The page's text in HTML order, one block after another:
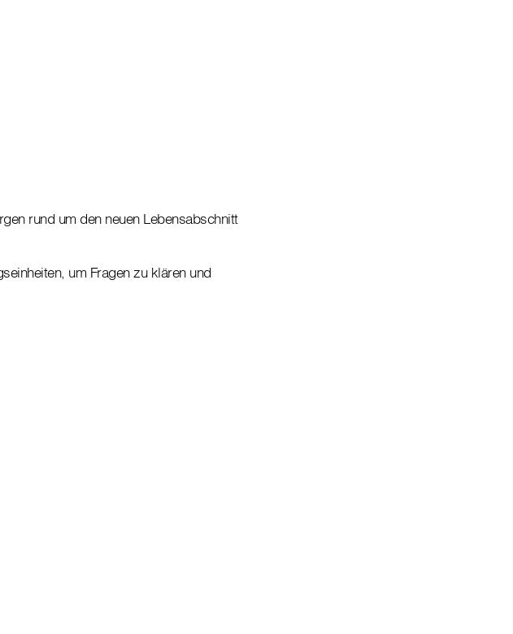
rund um den neuen Lebensabschnitt
um Fragen zu klären und